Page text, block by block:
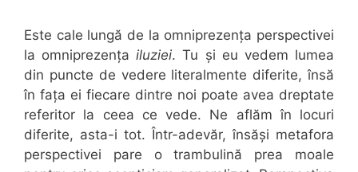
Este cale lungă de la omniprezența perspectivei
la omniprezențailuziei. Tu și eu vedem lumea
din puncte de vedere literalmente diferite, însă
în fața ei fiecare dintre noi poate avea dreptate
referitor la ceea ce vede. Ne aflăm în locuri
diferite, asta-i tot. Într-adevăr, însăși metafora
perspectivei pare o trambulină prea moale